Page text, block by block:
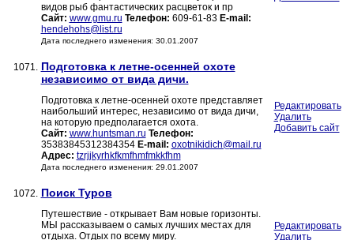
видов рыб фантастических расцветок и пр
Сайт: www.gmu.ru Телефон: 609-61-83 E-mail:
hendehohs@list.ru
Дата последнего изменения: 30.01.2007
1071. Подготовка к летне-осенней охоте
независимо от вида дичи.
Подготовка к летне-осенней охоте представляет
наибольший интерес, независимо от вида дичи,
на которую предполагается охота.
Сайт: www.huntsman.ru Телефон:
35383845312384354 E-mail: oxotnikidich@mail.ru
Адрес: tzrjjkyrhkfkmfhmfmkkfhm
Дата последнего изменения: 29.01.2007
Редактировать
Удалить
Добавить сайт
1072. Поиск Туров
Путешествие - открывает Вам новые горизонты.
МЫ рассказываем о самых лучших местах для
отдыха. Отдых по всему миру.
Редактировать
Удалить